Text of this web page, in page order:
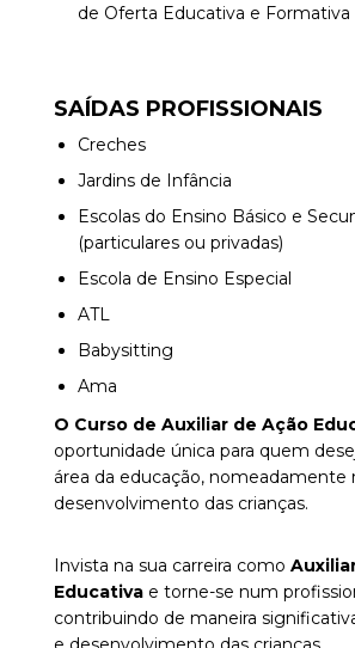
de Oferta Educativa e Formativa
SAÍDAS PROFISSIONAIS
Creches
Jardins de Infância
Escolas do Ensino Básico e
(particulares ou privadas)
Escola de Ensino Especial
ATL
Babysitting
Ama
O Curso de Auxiliar de Ação
oportunidade única para quem d
área da educação, nomeadamente
desenvolvimento das crianças.
Invista na sua carreira como
Educativa e torne-se num
contribuindo de maneira